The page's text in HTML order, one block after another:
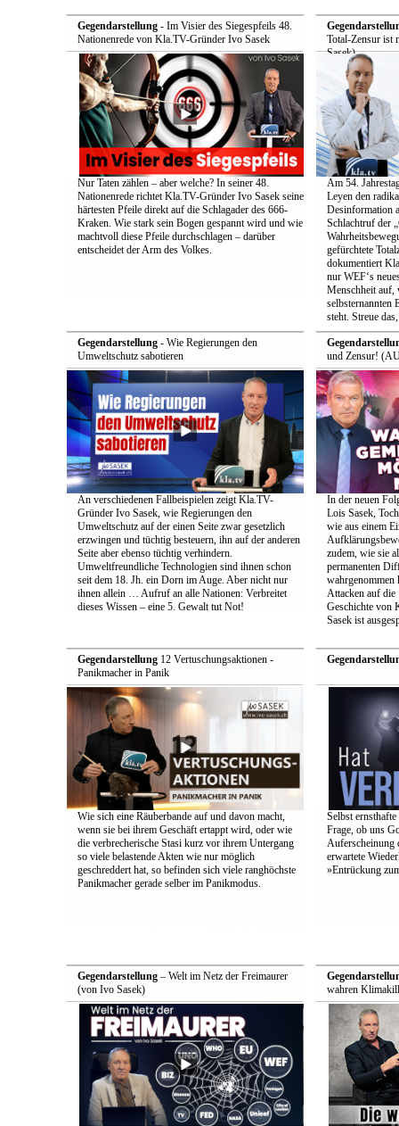
Gegendarstellung- Im Visier des Siegespfeils 48.
Nationenrede von Kla.TV-Gründer Ivo Sasek
Nur Taten zählen – aber welche? In seiner 48.
Nationenrede richtet Kla.TV-Gründer Ivo Sasek seine
härtesten Pfeile direkt auf die Schlagader des 666-
Kraken. Wie stark sein Bogen gespannt wird und wie
machtvoll diese Pfeile durchschlagen – darüber
entscheidet der Arm des Volkes.
Total-Zensur ist
Sasek)
Am 54.
Leyen den
Desinformation
Schlachtruf der
gefürchtete
dokumentiert
nur WEF‘s
Menschheit auf,
selbsternannten
steht. Streue
Gegendarstellung- Wie Regierungen den
Umweltschutz sabotieren
An verschiedenen Fallbeispielen zeigt Kla.TV-
Gründer Ivo Sasek, wie Regierungen den
Umweltschutz auf der einen Seite zwar gesetzlich
erzwingen und tüchtig besteuern, ihn auf der anderen
Seite aber ebenso tüchtig verhindern.
Umweltfreundliche Technologien sind ihnen schon
seit dem 18. Jh. ein Dorn im Auge. Aber nicht nur
ihnen allein … Aufruf an alle Nationen: Verbreitet
dieses Wissen – eine 5. Gewalt tut Not!
und Zensur!
In der neuen
Lois Sasek,
wie aus einem
zudem, wie sie
permanenten
wahrgenommen
Attacken auf
Geschichte von
Sasek ist
Gegendarstellung12 Vertuschungsaktionen -
Panikmacher in Panik
Wie sich eine Räuberbande auf und davon macht,
wenn sie bei ihrem Geschäft ertappt wird, oder wie
die verbrecherische Stasi kurz vor ihrem Untergang
so viele belastende Akten wie nur möglich
geschreddert hat, so befinden sich viele ranghöchste
Panikmacher gerade selber im Panikmodus.
Selbst
Frage, ob uns
Auferscheinung
erwartete
»Entrückung
Gegendarstellung– Welt im Netz der Freimaurer
(von Ivo Sasek)
wahren